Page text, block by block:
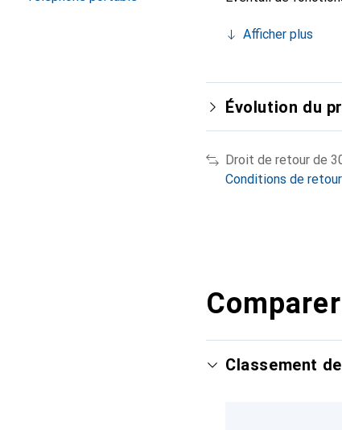
Afficher plus
Évolution du
Droit de retour de
Conditions de retour
Classement